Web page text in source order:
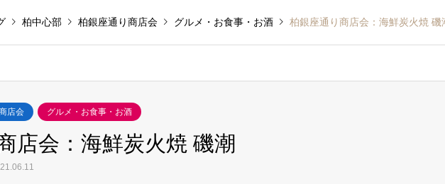
柏中心部 柏銀座通り商店会 グルメ・お食事・お酒 柏銀座通り商店会：海鮮炭火焼 磯
店会 グルメ・お食事・お酒
店会：海鮮炭火焼 磯潮